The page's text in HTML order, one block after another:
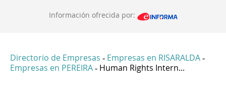
Información ofrecida por:
Directorio de Empresas - Empresas en RISARALDA -
Empresas en PEREIRA - Human Rights Intern...